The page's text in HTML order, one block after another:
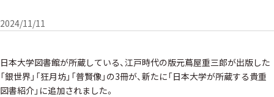
2024/11/11
日本大学図書館が所蔵している、江戸時代の版元蔦屋重三郎が出版した
「銀世界」「狂月坊」「普賢像」の3冊が、新たに「日本大学が所蔵する貴重
図書紹介」に追加されました。